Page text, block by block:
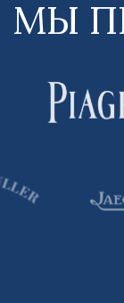
Главная
положениями
кодекса РФ. Для
информации о
товаров и (или)